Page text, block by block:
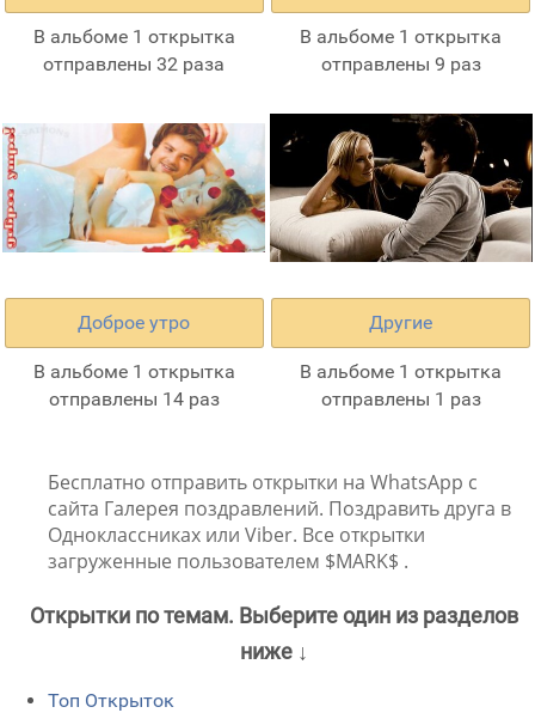
В альбоме 1 открытка
отправлены 32 раза
В альбоме 1 открытка
отправлены 9 раз
Доброе утро
В альбоме 1 открытка
отправлены 14 раз
Другие
В альбоме 1 открытка
отправлены 1 раз
Бесплатно отправить открытки на WhatsApp с
сайта Галерея поздравлений. Поздравить друга в
Одноклассниках или Viber. Все открытки
загруженные пользователем $MARK$ .
Открытки по темам. Выберите один из разделов
ниже ↓
Топ Открыток